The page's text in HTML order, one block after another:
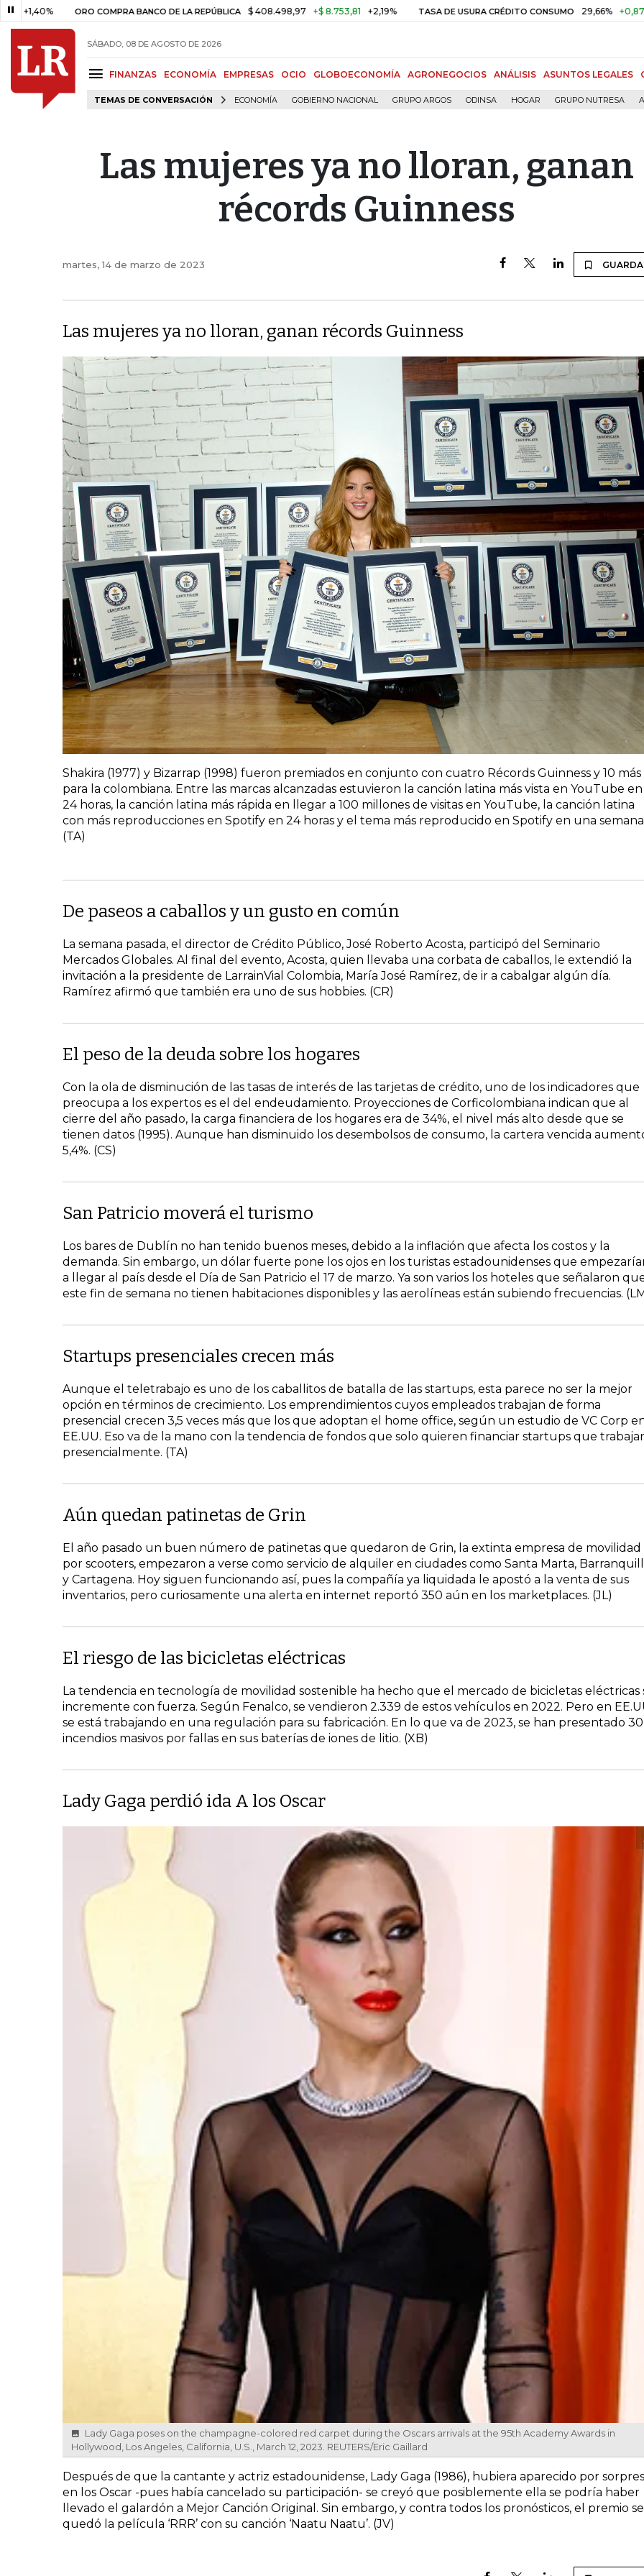
ORO COMPRA BANCO DE LA REPÚBLICA $ 408.498,97 +$ 8.753,81 +2,19% TASA DE USURA CRÉDITO CONSUMO 29,66% +0,87% +3,02%
SÁBADO, 08 DE AGOSTO DE 2026
FINANZAS ECONOMÍA EMPRESAS OCIO GLOBOECONOMÍA AGRONEGOCIOS ANÁLISIS ASUNTOS LEGALES
TEMAS DE CONVERSACIÓN ECONOMÍA GOBIERNO NACIONAL GRUPO ARGOS ODINSA HOGAR GRUPO NUTRESA
Las mujeres ya no lloran, ganan
récords Guinness
martes, 14 de marzo de 2023
Las mujeres ya no lloran, ganan récords Guinness
Shakira (1977) y Bizarrap (1998) fueron premiados en conjunto con cuatro Récords Guinness y 10 más
para la colombiana. Entre las marcas alcanzadas estuvieron la canción latina más vista en YouTube en
24 horas, la canción latina más rápida en llegar a 100 millones de visitas en YouTube, la canción latina
con más reproducciones en Spotify en 24 horas y el tema más reproducido en Spotify en una
(TA)
De paseos a caballos y un gusto en común
La semana pasada, el director de Crédito Público, José Roberto Acosta, participó del Seminario
Mercados Globales. Al final del evento, Acosta, quien llevaba una corbata de caballos, le extendió la
invitación a la presidente de LarrainVial Colombia, María José Ramírez, de ir a cabalgar algún día.
Ramírez afirmó que también era uno de sus hobbies. (CR)
El peso de la deuda sobre los hogares
Con la ola de disminución de las tasas de interés de las tarjetas de crédito, uno de los indicadores que
preocupa a los expertos es el del endeudamiento. Proyecciones de Corficolombiana indican que al
cierre del año pasado, la carga financiera de los hogares era de 34%, el nivel más alto desde que se
tienen datos (1995). Aunque han disminuido los desembolsos de consumo, la cartera vencida
5,4%. (CS)
San Patricio moverá el turismo
Los bares de Dublín no han tenido buenos meses, debido a la inflación que afecta los costos y la
demanda. Sin embargo, un dólar fuerte pone los ojos en los turistas estadounidenses que
a llegar al país desde el Día de San Patricio el 17 de marzo. Ya son varios los hoteles que señalaron
este fin de semana no tienen habitaciones disponibles y las aerolíneas están subiendo frecuencias.
Startups presenciales crecen más
Aunque el teletrabajo es uno de los caballitos de batalla de las startups, esta parece no ser la mejor
opción en términos de crecimiento. Los emprendimientos cuyos empleados trabajan de forma
presencial crecen 3,5 veces más que los que adoptan el home office, según un estudio de VC Corp
EE.UU. Eso va de la mano con la tendencia de fondos que solo quieren financiar startups que
presencialmente. (TA)
Aún quedan patinetas de Grin
El año pasado un buen número de patinetas que quedaron de Grin, la extinta empresa de movilidad
por scooters, empezaron a verse como servicio de alquiler en ciudades como Santa Marta,
y Cartagena. Hoy siguen funcionando así, pues la compañía ya liquidada le apostó a la venta de sus
inventarios, pero curiosamente una alerta en internet reportó 350 aún en los marketplaces. (JL)
El riesgo de las bicicletas eléctricas
La tendencia en tecnología de movilidad sostenible ha hecho que el mercado de bicicletas eléctricas
incremente con fuerza. Según Fenalco, se vendieron 2.339 de estos vehículos en 2022. Pero en
se está trabajando en una regulación para su fabricación. En lo que va de 2023, se han presentado 30
incendios masivos por fallas en sus baterías de iones de litio. (XB)
Lady Gaga perdió ida A los Oscar
Lady Gaga poses on the champagne-colored red carpet during the Oscars arrivals at the 95th Academy Awards in
Hollywood, Los Angeles, California, U.S., March 12, 2023. REUTERS/Eric Gaillard
Después de que la cantante y actriz estadounidense, Lady Gaga (1986), hubiera aparecido por
en los Oscar -pues había cancelado su participación- se creyó que posiblemente ella se podría haber
llevado el galardón a Mejor Canción Original. Sin embargo, y contra todos los pronósticos, el premio
quedó la película ‘RRR’ con su canción ‘Naatu Naatu’. (JV)